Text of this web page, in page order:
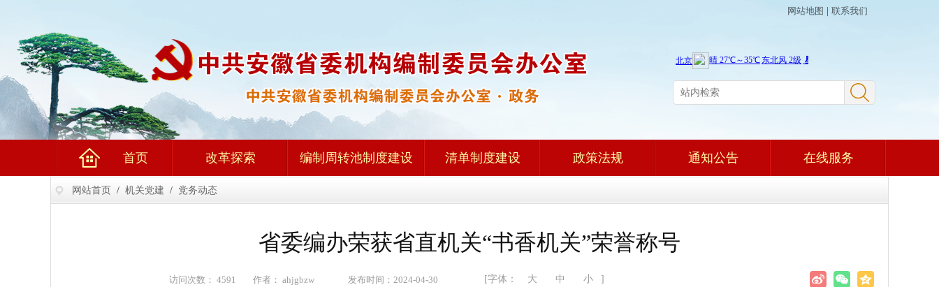
网站地图 联系我们
首页 改革探索 编制周转池制度建设 清单制度建设 政策法规 通知公告 在线服务
网站首页 / 机关党建 / 党务动态
省委编办荣获省直机关“书香机关”荣誉称号
访问次数： 4591 作者： ahjgbzw 发布时间：2024-04-30 [字体： 大 中 小 ]